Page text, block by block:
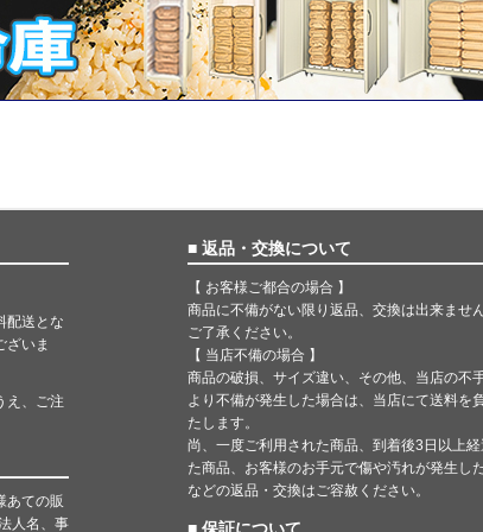
配送とな
ざいま
え、ご注
あての販
人名、事
■ 返品・交換について
【 お客様ご都合の場合 】
商品に不備がない限り返品、交換は出来ませ
ご了承ください。
【 当店不備の場合 】
商品の破損、サイズ違い、その他、当店の不
より不備が発生した場合は、当店にて送料を
たします。
尚、一度ご利用された商品、到着後3日以上経
た商品、お客様のお手元で傷や汚れが発生し
などの返品・交換はご容赦ください。